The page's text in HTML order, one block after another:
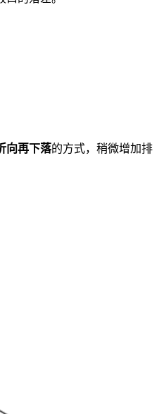
向再下落的方式，稍微增加排